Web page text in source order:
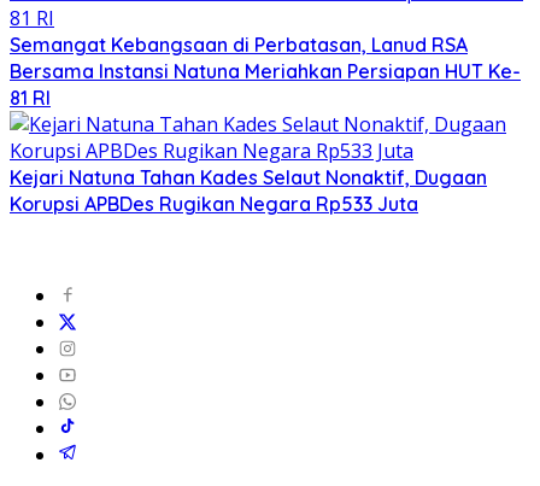
Semangat Kebangsaan di Perbatasan, Lanud RSA
Bersama Instansi Natuna Meriahkan Persiapan HUT Ke-
81 RI
Kejari Natuna Tahan Kades Selaut Nonaktif, Dugaan
Korupsi APBDes Rugikan Negara Rp533 Juta